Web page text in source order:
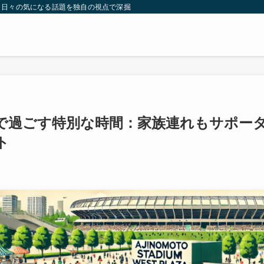
の気になる話題を独自の視点で深掘りしたコンテンツをお届けします。
過ごす特別な時間：家族連れもサポー